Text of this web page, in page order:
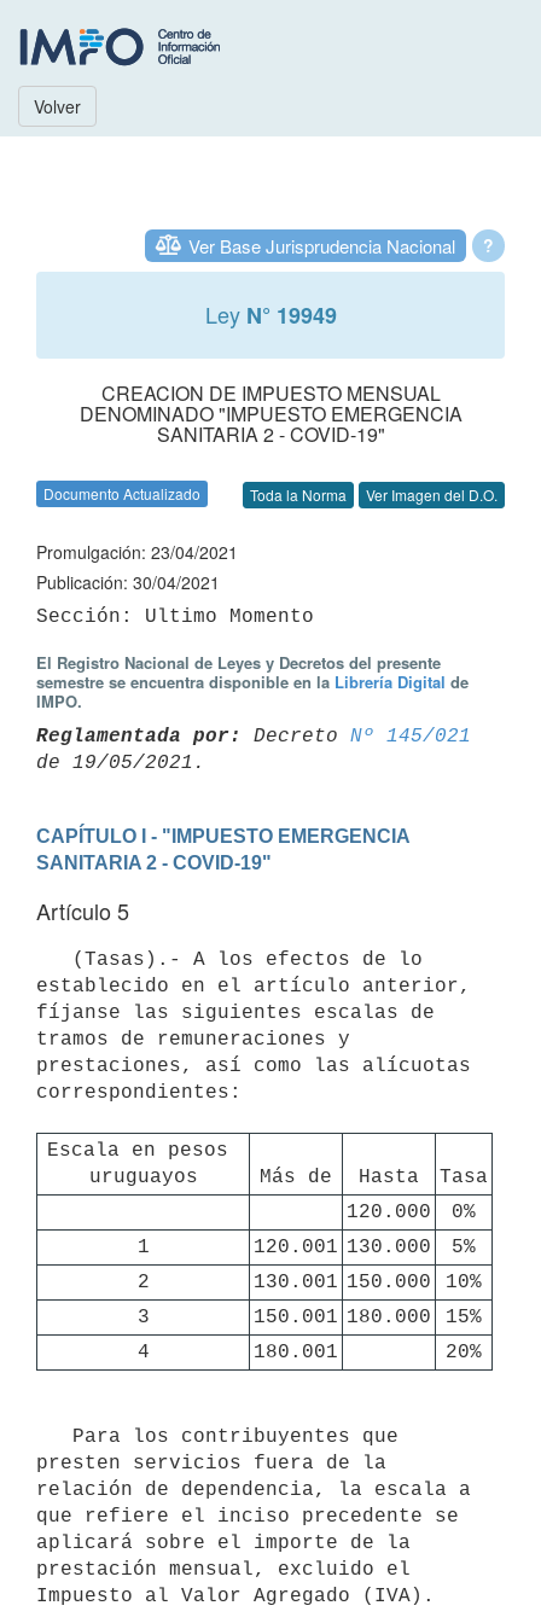
Volver
?
Ver Base Jurisprudencia Nacional
Ley N° 19949
CREACION DE IMPUESTO MENSUAL
DENOMINADO "IMPUESTO EMERGENCIA
SANITARIA 2 - COVID-19"
Documento Actualizado Toda la Norma Ver Imagen del D.O.
Promulgación: 23/04/2021
Publicación: 30/04/2021
El Registro Nacional de Leyes y Decretos del presente
semestre se encuentra disponible en la Librería Digital de
IMPO.
Reglamentada por: Decreto Nº 145/021
CAPÍTULO I - "IMPUESTO EMERGENCIA
SANITARIA 2 - COVID-19"
Artículo 5
establecido en el artículo anterior,
fíjanse las siguientes escalas de
tramos de remuneraciones y
prestaciones, así como las alícuotas
correspondientes:
Escala en pesos
uruguayos
Más de Hasta
Tasa
120.000
0%
1
120.001 130.000
5%
2
130.001 150.000
10%
3
150.001 180.000
15%
4
180.001 20%
presten servicios fuera de la
relación de dependencia, la escala a
que refiere el inciso precedente se
aplicará sobre el importe de la
prestación mensual, excluido el